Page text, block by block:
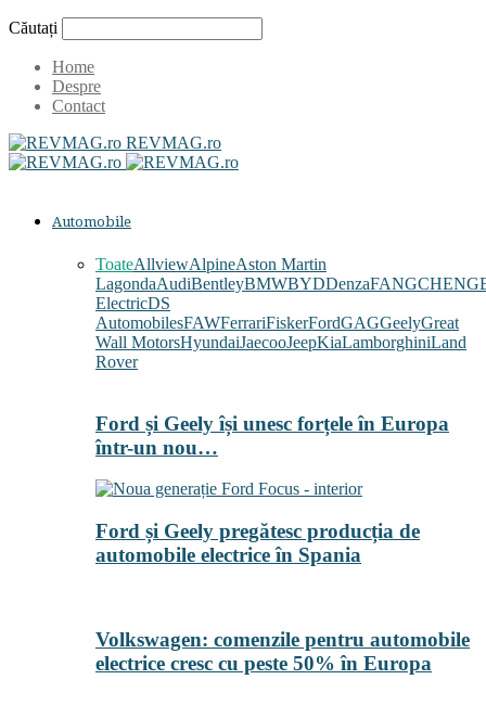
Căutați
Home
Despre
Contact
REVMAG.ro
Automobile
ToateAllviewAlpineAston Martin
LagondaAudiBentleyBMWBYDDenza
ElectricDS
AutomobilesFAWFerrariFiskerFordGAGGeelyGreat
Wall MotorsHyundaiJaecooJeepKiaLamborghiniLand
Rover
Ford și Geely își unesc forțele în Europa
într-un nou…
Ford și Geely pregătesc producția de
automobile electrice în Spania
Volkswagen: comenzile pentru automobile
electrice cresc cu peste 50% în Europa